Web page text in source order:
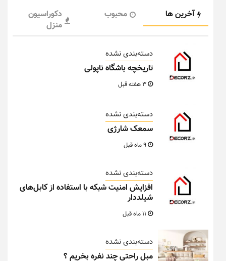
آخرین ها محبوب
دکوراسیون
منزل
دسته‌بندی نشده
تاریخچه باشگاه ناپولی
دسته‌بندی نشده
سمعک شارژی
دسته‌بندی نشده
افزایش امنیت شبکه با استفاده از کابل‌های
شیلددار
دسته‌بندی نشده
مبل راحتی چند نفره بخریم ؟